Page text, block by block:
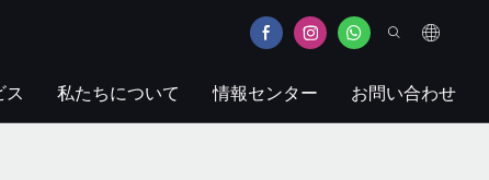
ス 私たちについて 情報センター お問い合わせ